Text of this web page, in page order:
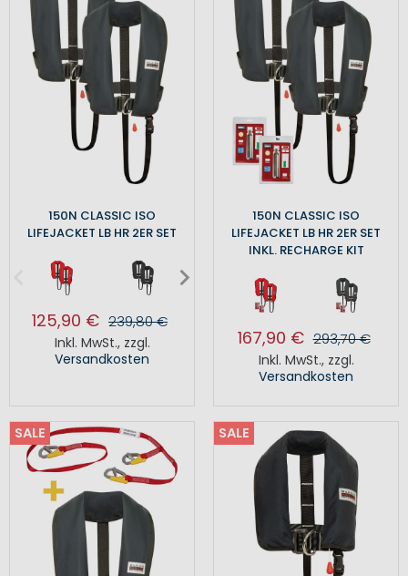
150N CLASSIC ISO
LIFEJACKET LB HR 2ER SET
125,90 € 239,80 €
Inkl. MwSt., zzgl.
Versandkosten
150N CLASSIC ISO
LIFEJACKET LB HR 2ER SET
INKL. RECHARGE KIT
167,90 € 293,70 €
Inkl. MwSt., zzgl.
Versandkosten
SALE SALE